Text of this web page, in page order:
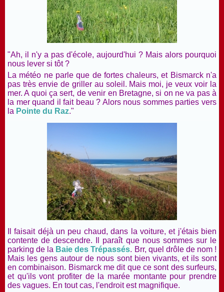
"Ah, il n'y a pas d'école, aujourd'hui ? Mais alors pourquoi
nous lever si tôt ?
La météo ne parle que de fortes chaleurs, et Bismarck n'a
pas très envie de griller au soleil. Mais moi, je veux voir la
mer. A quoi ça sert, de venir en Bretagne, si on ne va pas à
la mer quand il fait beau ? Alors nous sommes parties vers
la Pointe du Raz."
Il faisait déjà un peu chaud, dans la voiture, et j'étais bien
contente de descendre. Il paraît que nous sommes sur le
parking de la Baie des Trépassés. Brr, quel drôle de nom !
Mais les gens autour de nous sont bien vivants, et ils sont
en combinaison. Bismarck me dit que ce sont des surfeurs,
et qu'ils vont profiter de la marée montante pour prendre
des vagues. En tout cas, l'endroit est magnifique.